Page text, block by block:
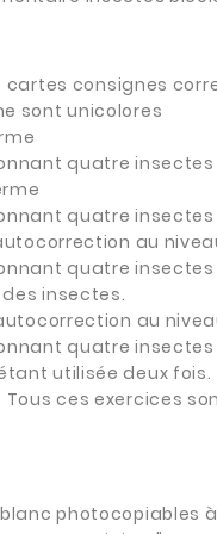
cartes consignes
sont unicolores
quatre
quatre
au
quatre
insectes.
au
quatre
utilisée deux fois.
ces exercices
photocopiables